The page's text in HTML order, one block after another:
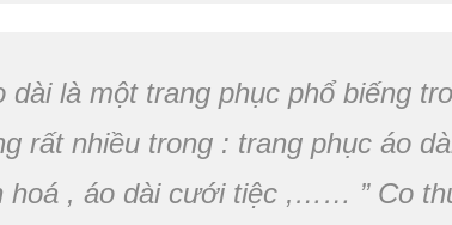
dài là một trang phục phổ biếng
rất nhiều trong : trang phục áo
hoá , áo dài cưới tiệc ,…… ” Co